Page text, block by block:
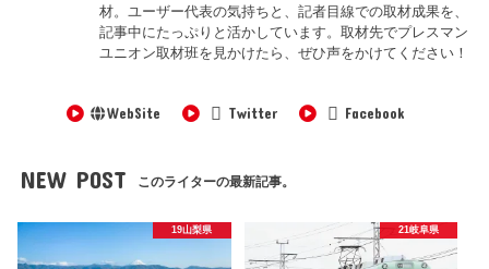
材。ユーザー代表の気持ちと、記者目線での取材成果を、
記事中にたっぷりと活かしています。取材先でプレスマン
ユニオン取材班を見かけたら、ぜひ声をかけてください！
WebSite Twitter Facebook
NEW POST このライターの最新記事。
19山梨県 21岐阜県